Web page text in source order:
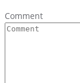
Comment